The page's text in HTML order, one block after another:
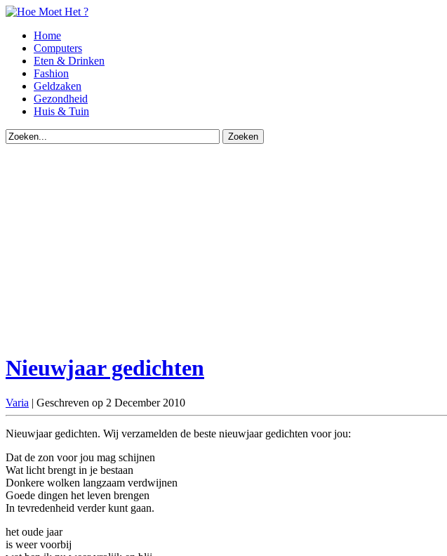
Home
Computers
Eten & Drinken
Fashion
Geldzaken
Gezondheid
Huis & Tuin
Nieuwjaar gedichten
Varia | Geschreven op 2 December 2010
Nieuwjaar gedichten. Wij verzamelden de beste nieuwjaar gedichten voor jou:
Dat de zon voor jou mag schijnen
Wat licht brengt in je bestaan
Donkere wolken langzaam verdwijnen
Goede dingen het leven brengen
In tevredenheid verder kunt gaan.
het oude jaar
is weer voorbij